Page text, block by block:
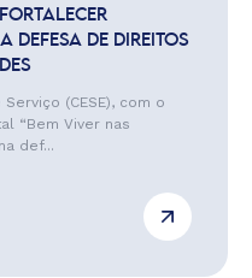
DEFESA DE DIREITOS
(CESE), com o
“Bem Viver nas
def...